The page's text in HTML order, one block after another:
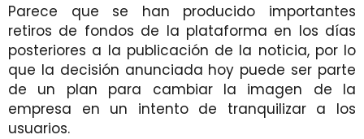
Parece que se han producido importantes
retiros de fondos de la plataforma en los días
posteriores a la publicación de la noticia, por lo
que la decisión anunciada hoy puede ser parte
de un plan para cambiar la imagen de la
empresa en un intento de tranquilizar a los
usuarios.